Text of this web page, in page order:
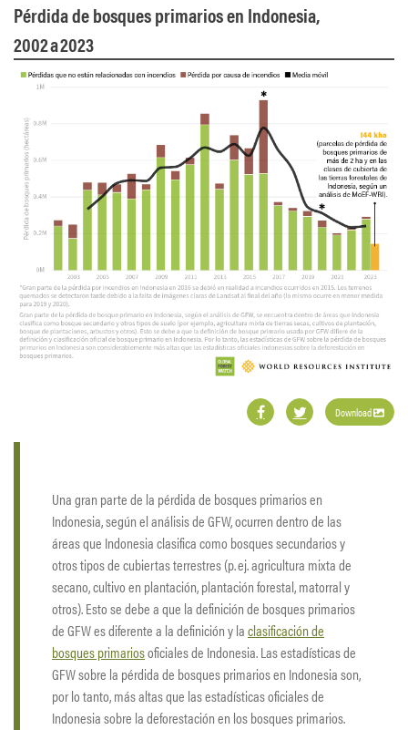
Pérdida de bosques primarios en Indonesia,
2002 a 2023
Download
Una gran parte de la pérdida de bosques primarios en
Indonesia, según el análisis de GFW, ocurren dentro de las
áreas que Indonesia clasifica como bosques secundarios y
otros tipos de cubiertas terrestres (p. ej. agricultura mixta de
secano, cultivo en plantación, plantación forestal, matorral y
otros). Esto se debe a que la definición de bosques primarios
de GFW es diferente a la definición y laclasificación de
bosques primariosoficiales de Indonesia. Las estadísticas de
GFW sobre la pérdida de bosques primarios en Indonesia son,
por lo tanto, más altas que las estadísticas oficiales de
Indonesia sobre la deforestación en los bosques primarios.